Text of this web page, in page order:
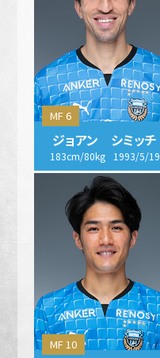
MF 6
ジョアン シミッチ
183cm/80kg 1993/5/19
MF 10